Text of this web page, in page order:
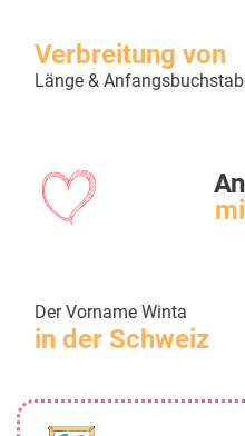
Verbreitung von
Länge &
Der Vorname Winta
in der Schweiz